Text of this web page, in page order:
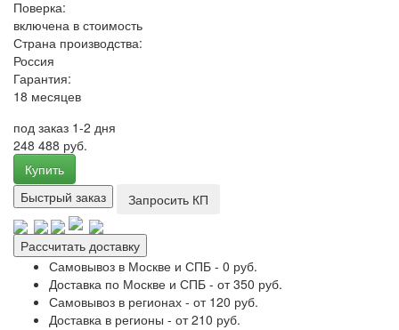
Поверка:
включена в стоимость
Страна производства:
Россия
Гарантия:
18 месяцев
под заказ 1-2 дня
248 488 руб.
Купить
Быстрый заказ
Запросить КП
Рассчитать доставку
Самовывоз в Москве и СПБ - 0 руб.
Доставка по Москве и СПБ - от 350 руб.
Самовывоз в регионах - от 120 руб.
Доставка в регионы - от 210 руб.